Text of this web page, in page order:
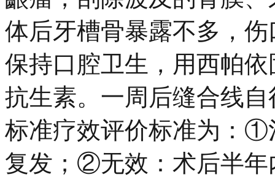
体后牙槽骨暴露不多，
保持口腔卫生，用西帕
抗生素。一周后缝合线
标准疗效评价标准为：①
复发；②无效：术后半年